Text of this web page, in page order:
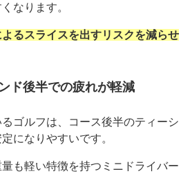
なります。
るスライスを出すリスクを減らせ
ド後半での疲れが軽減
ゴルフは、コース後半のティーシ
になりやすいです。
も軽い特徴を持つミニドライバー